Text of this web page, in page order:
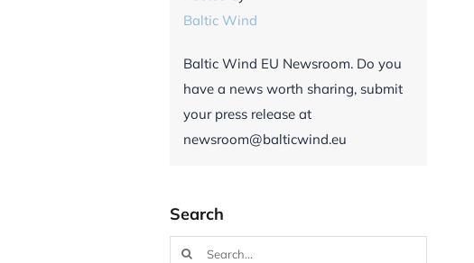
Baltic Wind
Baltic Wind EU Newsroom. Do you
have a news worth sharing, submit
your press release at
newsroom@balticwind.eu
Search
Search